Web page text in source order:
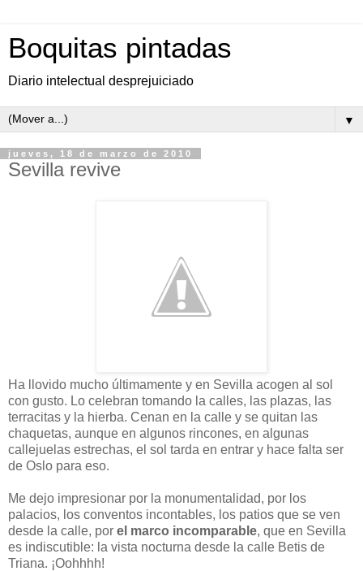
Boquitas pintadas
Diario intelectual desprejuiciado
▼
jueves, 18 de marzo de 2010
Sevilla revive
Ha llovido mucho últimamente y en Sevilla acogen al sol
con gusto. Lo celebran tomando la calles, las plazas, las
terracitas y la hierba. Cenan en la calle y se quitan las
chaquetas, aunque en algunos rincones, en algunas
callejuelas estrechas, el sol tarda en entrar y hace falta ser
de Oslo para eso.
Me dejo impresionar por la monumentalidad, por los
palacios, los conventos incontables, los patios que se ven
desde la calle, por el marco incomparable, que en Sevilla
es indiscutible: la vista nocturna desde la calle Betis de
Triana. ¡Oohhhh!